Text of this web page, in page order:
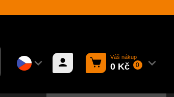
Váš nákup
0 Kč 0